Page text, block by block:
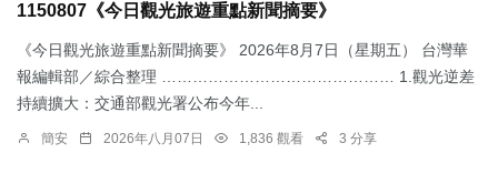
1150807《今日觀光旅遊重點新聞摘要》
《今日觀光旅遊重點新聞摘要》 2026年8月7日（星期五） 台灣華
報編輯部／綜合整理 ……………………………………… 1.觀光逆差
持續擴大：交通部觀光署公布今年...
簡安 2026年八月07日 1,836 觀看 3 分享